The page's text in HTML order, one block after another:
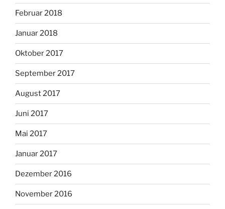
Februar 2018
Januar 2018
Oktober 2017
September 2017
August 2017
Juni 2017
Mai 2017
Januar 2017
Dezember 2016
November 2016